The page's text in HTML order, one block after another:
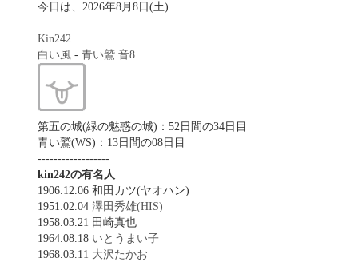
今日は、2026年8月8日(土)
Kin242
白い風 - 青い鷲 音8
第五の城(緑の魅惑の城)：52日間の34日目
青い鷲(WS)：13日間の08日目
------------------
kin242の有名人
1906.12.06 和田カツ(ヤオハン)
1951.02.04 澤田秀雄(HIS)
1958.03.21 田崎真也
1964.08.18 いとうまい子
1968.03.11 大沢たかお